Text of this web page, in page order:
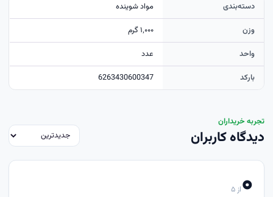
دسته‌بندی
مواد شوینده
وزن
۱٬۰۰۰ گرم
واحد
عدد
بارکد
6263430600347
تجربه خریداران
دیدگاه کاربران
۰از ۵